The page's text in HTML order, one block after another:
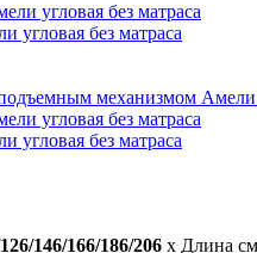
угловая без матраса
угловая без матраса
146/166/186/206 x Длина см